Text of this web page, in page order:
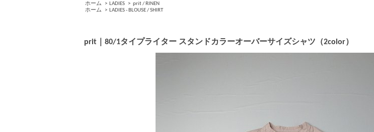
ホーム > LADIES > prit / RINEN
ホーム
> LADIES - BLOUSE / SHIRT
prit｜80/1タイプライター スタンドカラーオーバーサイズシャツ（2color）